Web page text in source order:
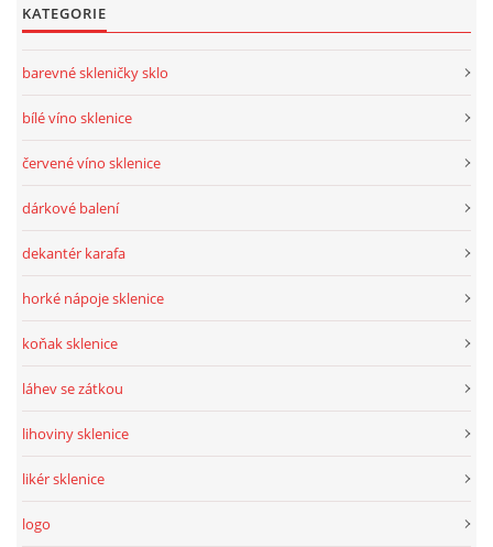
KATEGORIE
barevné skleničky sklo
bílé víno sklenice
červené víno sklenice
dárkové balení
dekantér karafa
horké nápoje sklenice
koňak sklenice
láhev se zátkou
lihoviny sklenice
likér sklenice
logo